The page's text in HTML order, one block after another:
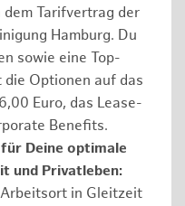
Tarifvertrag der
Hamburg. Du
sowie eine Top-
Optionen auf das
Euro, das Lease-
Benefits.
Deine optimale
und Privatleben:
in Gleitzeit